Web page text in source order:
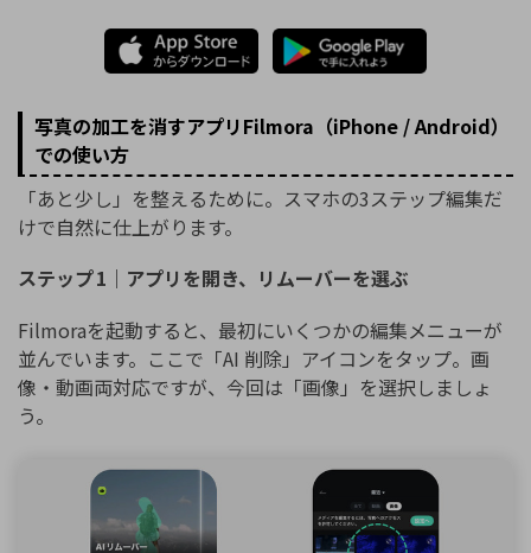
写真の加工を消すアプリFilmora（iPhone / Android）
での使い方
「あと少し」を整えるために。スマホの3ステップ編集だ
けで自然に仕上がります。
ステップ 1｜アプリを開き、リムーバーを選ぶ
Filmoraを起動すると、最初にいくつかの編集メニューが
並んでいます。ここで「AI 削除」アイコンをタップ。画
像・動画両対応ですが、今回は「画像」を選択しましょ
う。